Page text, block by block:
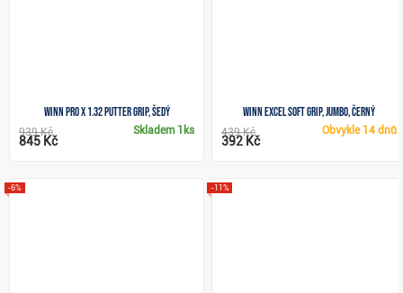
Winn Pro X 1.32 putter grip, šedý
Skladem 1ks
939 Kč
845 Kč
Winn Excel Soft grip, Jumbo, černý
Obvykle 14 dnů
439 Kč
392 Kč
-6% -11%